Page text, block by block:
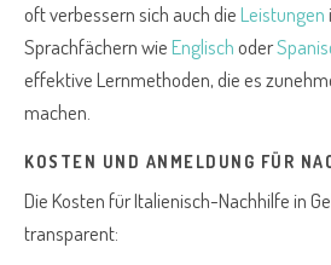
oft verbessern sich auch dieLeistungen
Sprachfächern wieEnglischoder
effektive Lernmethoden, die es
machen.
KOSTEN UND ANMELDUNG FÜR
Die Kosten für Italienisch-Nachhilfe in
transparent: